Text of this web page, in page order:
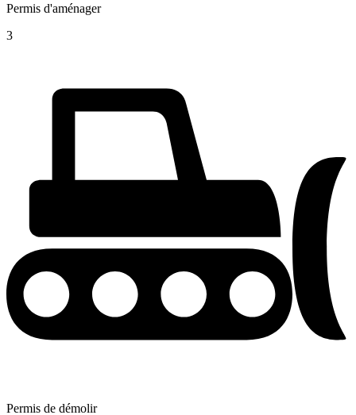
Permis d'aménager
3
Permis de démolir